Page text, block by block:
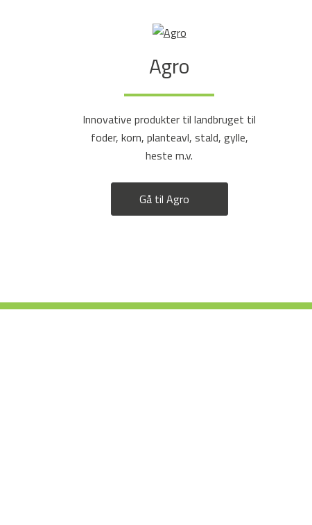
Agro
Innovative produkter til landbruget til
foder, korn, planteavl, stald, gylle,
heste m.v.
Gå til Agro